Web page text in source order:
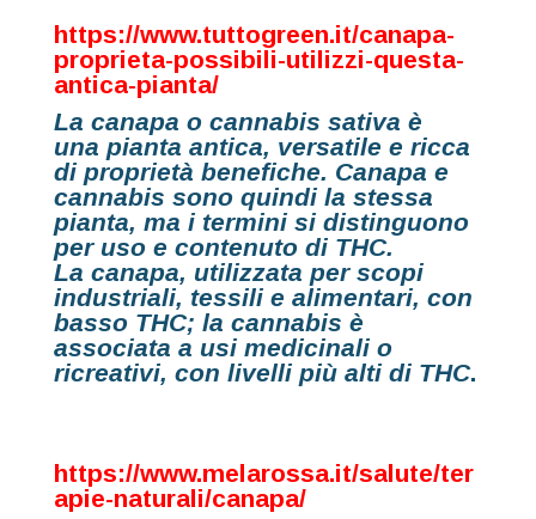
https://www.tuttogreen.it/canapa-
proprieta-possibili-utilizzi-questa-
antica-pianta/
La canapa o cannabis sativa è
una pianta antica, versatile e ricca
di proprietà benefiche. Canapa e
cannabis sono quindi la stessa
pianta, ma i termini si distinguono
per uso e contenuto di THC.
La canapa, utilizzata per scopi
industriali, tessili e alimentari, con
basso THC; la cannabis è
associata a usi medicinali o
ricreativi, con livelli più alti di THC.
https://www.melarossa.it/salute/ter
apie-naturali/canapa/